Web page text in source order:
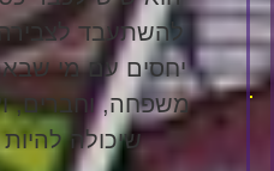
להשתעבד
יחסים עם מי
משפחה, וחברים,
שיכולה